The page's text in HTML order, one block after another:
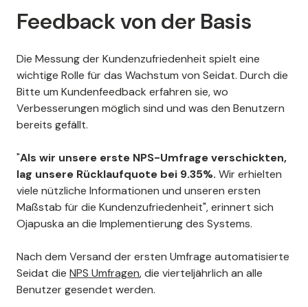
Feedback von der Basis
Die Messung der Kundenzufriedenheit spielt eine
wichtige Rolle für das Wachstum von Seidat. Durch die
Bitte um Kundenfeedback erfahren sie, wo
Verbesserungen möglich sind und was den Benutzern
bereits gefällt.
"Als wir unsere erste NPS-Umfrage verschickten,
lag unsere Rücklaufquote bei 9.35%. Wir erhielten
viele nützliche Informationen und unseren ersten
Maßstab für die Kundenzufriedenheit", erinnert sich
Ojapuska an die Implementierung des Systems.
Nach dem Versand der ersten Umfrage automatisierte
Seidat die NPS Umfragen, die vierteljährlich an alle
Benutzer gesendet werden.